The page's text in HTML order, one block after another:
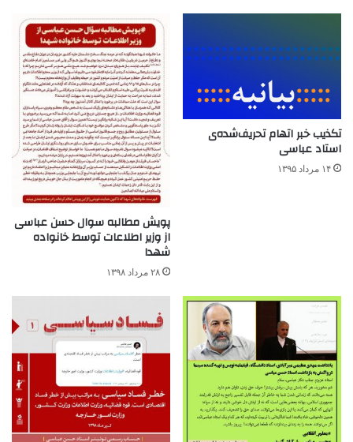
تکذیب خبر اتهام تحریف‌شده‌ی
استاد عباسی
۱۴ مرداد ۱۳۹۵
پویش مطالبه سوال حسن عباسی
از وزیر اطلاعات توسط خانواده
شهدا
۲۸ مرداد ۱۳۹۸